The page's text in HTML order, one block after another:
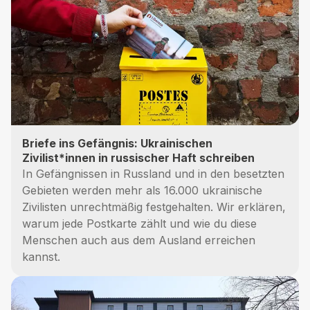
Briefe ins Gefängnis: Ukrainischen
Zivilist*innen in russischer Haft schreiben
In Gefängnissen in Russland und in den besetzten
Gebieten werden mehr als 16.000 ukrainische
Zivilisten unrechtmäßig festgehalten. Wir erklären,
warum jede Postkarte zählt und wie du diese
Menschen auch aus dem Ausland erreichen
kannst.